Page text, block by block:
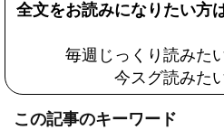
全文をお読みになりたい方
毎週じっくり読みた
今スグ読みた
この記事のキーワード